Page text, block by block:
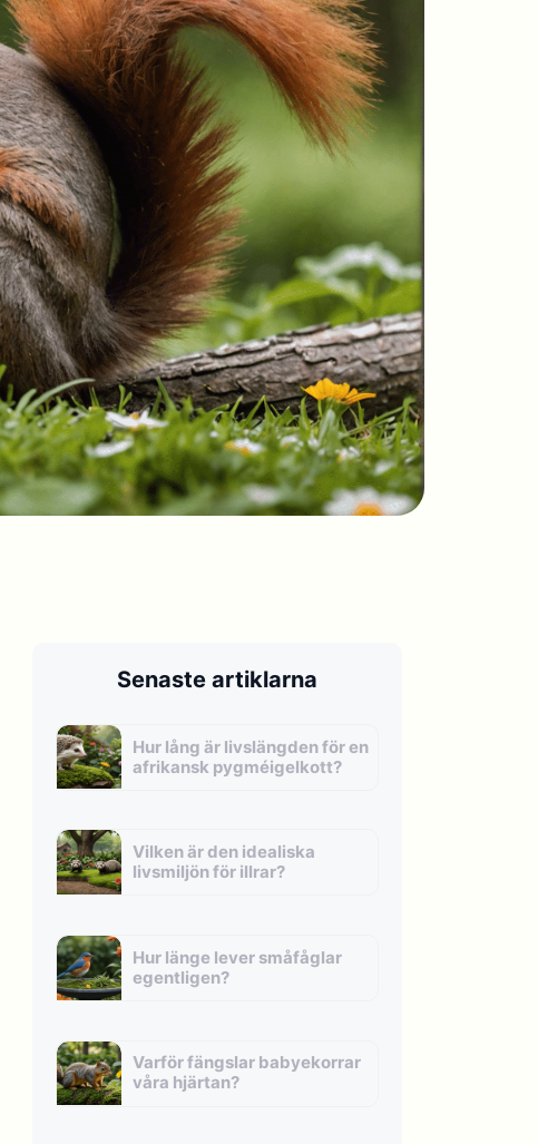
Senaste artiklarna
Hur lång är livslängden för en
afrikansk pygméigelkott?
Vilken är den idealiska
livsmiljön för illrar?
Hur länge lever småfåglar
egentligen?
Varför fängslar babyekorrar
våra hjärtan?